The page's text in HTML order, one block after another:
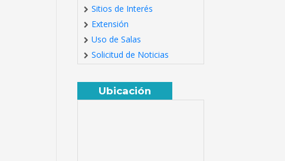
Sitios de Interés
Extensión
Uso de Salas
Solicitud de Noticias
Ubicación